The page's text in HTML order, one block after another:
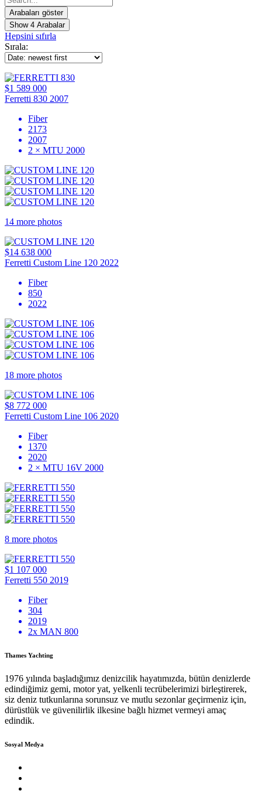
Show 4 Arabalar
Hepsini sıfırla
Sırala:
$1 589 000
Ferretti 830 2007
Fiber
2173
2007
2 × MTU 2000
14 more photos
$14 638 000
Ferretti Custom Line 120 2022
Fiber
850
2022
18 more photos
$8 772 000
Ferretti Custom Line 106 2020
Fiber
1370
2020
2 × MTU 16V 2000
8 more photos
$1 107 000
Ferretti 550 2019
Fiber
304
2019
2x MAN 800
Thames Yachting
1976 yılında başladığımız denizcilik hayatımızda, bütün denizlerde
edindiğimiz gemi, motor yat, yelkenli tecrübelerimizi birleştirerek,
siz deniz tutkunlarına sorunsuz ve mutlu sezonlar geçirmeniz için,
dürüstlük ve güvenilirlik ilkesine bağlı hizmet vermeyi amaç
edindik.
Sosyal Medya